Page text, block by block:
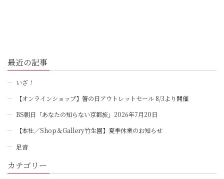
最近の記事
いざ！
【オンラインショップ】箸の日アウトレットセール 8/3より開催
BS朝日「あなたの知らない京都旅」2026年7月20日
【本社／Shop＆Gallery竹生園】夏季休業のお知らせ
足音
カテゴリー